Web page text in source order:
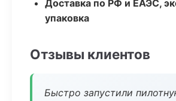
Доставка по РФ и ЕАЭС,
упаковка
Отзывы клиентов
Быстро запустили